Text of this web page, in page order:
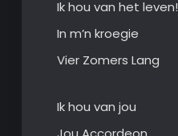
Ik hou van het leven!
In m’n kroegie
Vier Zomers Lang
Ik hou van jou